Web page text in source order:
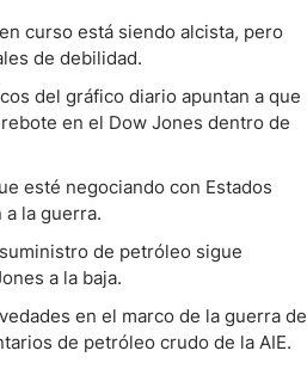
curso está siendo alcista, pero
de debilidad.
del gráfico diario apuntan a que
en el Dow Jones dentro de
esté negociando con Estados
la guerra.
de petróleo sigue
a la baja.
en el marco de la guerra de
de petróleo crudo de la AIE.